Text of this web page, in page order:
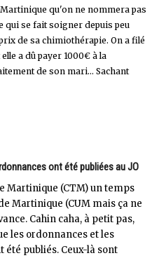
qu'on ne nommera pas
qui se fait soigner depuis peu
de sa chimiothérapie. On a filé
a dû payer 1000€ à la
de son mari... Sachant
ont été publiées au JO
Martinique (CTM) un temps
Martinique (CUM mais ça ne
Cahin caha, à petit pas,
les ordonnances et les
publiés. Ceux-là sont